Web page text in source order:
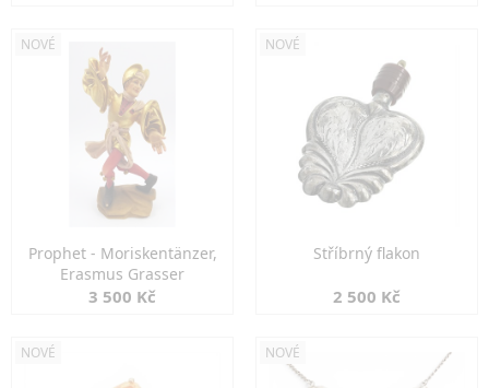
NOVÉ
Prophet - Moriskentänzer,
Erasmus Grasser
3 500 Kč
NOVÉ
Stříbrný flakon
2 500 Kč
NOVÉ NOVÉ